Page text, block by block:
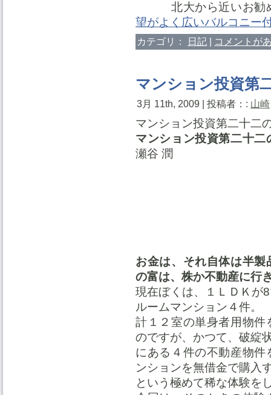
北大から近いお勧
望がよく広いバルコニー
カテゴリ： 日記 | コメントが
マンション投資第
3月 11th, 2009 | 投稿者：: 山崎
マンション投資第二十二
マンション投資第二十二
瀬谷 潤
お金は、それ自体は半
の富は、株か不動産に行
現在ぼくは、１ＬＤＫが
ルームマンション４件。
計１２室の単身者用物
のですが、かつて、破綻
にある４件の不動産物
ンションを無借金で購入
という極めて稀な体験を